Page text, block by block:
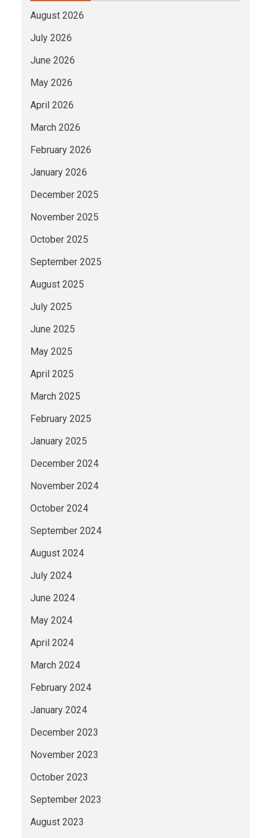
August 2026
July 2026
June 2026
May 2026
April 2026
March 2026
February 2026
January 2026
December 2025
November 2025
October 2025
September 2025
August 2025
July 2025
June 2025
May 2025
April 2025
March 2025
February 2025
January 2025
December 2024
November 2024
October 2024
September 2024
August 2024
July 2024
June 2024
May 2024
April 2024
March 2024
February 2024
January 2024
December 2023
November 2023
October 2023
September 2023
August 2023